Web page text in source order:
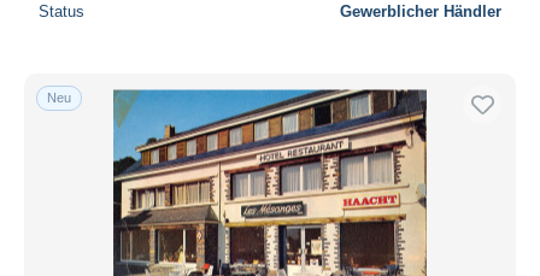
Status Gewerblicher Händler
Neu